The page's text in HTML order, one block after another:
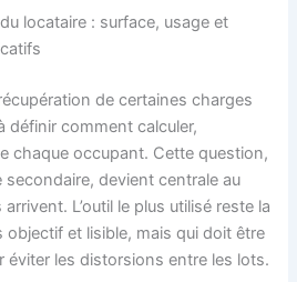
locataire : surface, usage et
de certaines charges
définir comment calculer,
chaque occupant. Cette question,
devient centrale au
L’outil le plus utilisé reste la
objectif et lisible, mais qui doit être
éviter les distorsions entre les lots.